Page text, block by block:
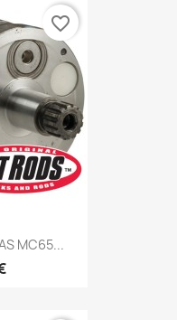
MC65...
favorite_border